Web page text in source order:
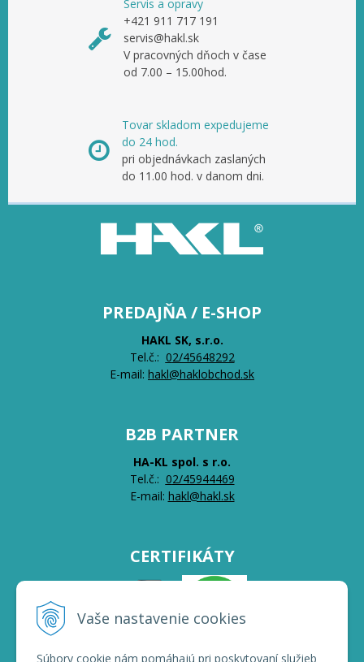
Vaše nastavenie cookies
Súbory cookie nám pomáhajú pri poskytovaní služieb
Servis a opravy
+421 911 717 191
servis@hakl.sk
V pracovných dňoch v čase
od 7.00 – 15.00hod.
Tovar skladom expedujeme
do 24 hod.
pri objednávkach zaslaných
do 11.00 hod. v danom dni.
PREDAJŇA / E-SHOP
HAKL SK, s.r.o.
Tel.č.: 02/45648292
E-mail: hakl@haklobchod.sk
B2B PARTNER
HA-KL spol. s r.o.
Tel.č.: 02/45944469
E-mail: hakl@hakl.sk
CERTIFIKÁTY